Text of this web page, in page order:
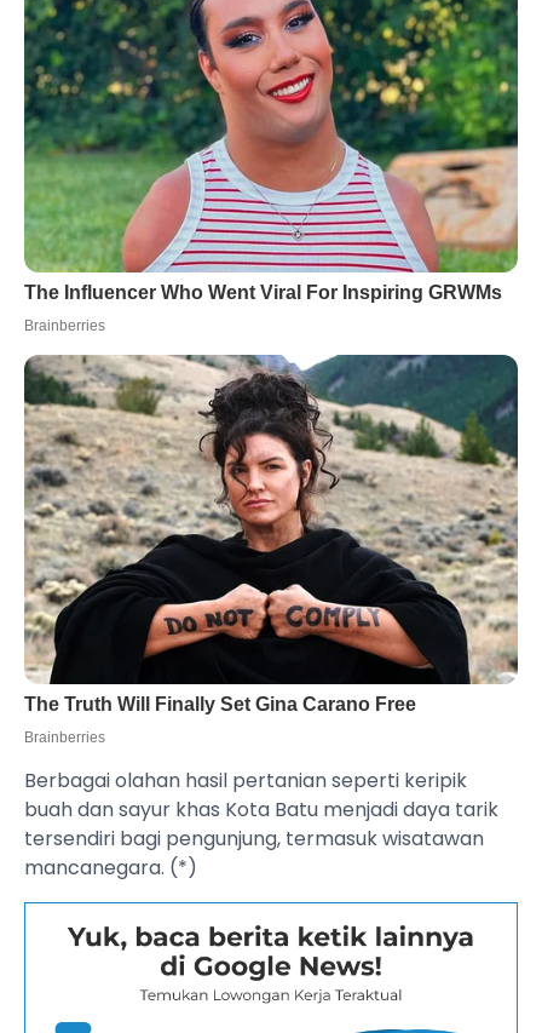
Berbagai olahan hasil pertanian seperti keripik
buah dan sayur khas Kota Batu menjadi daya tarik
tersendiri bagi pengunjung, termasuk wisatawan
mancanegara. (*)